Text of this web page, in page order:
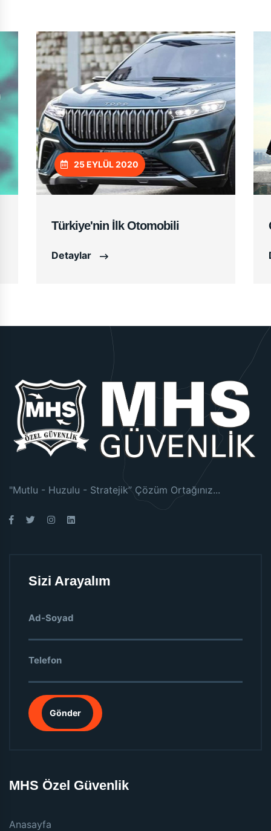
25 EYLÜL 2020
Türkiye'nin İlk Otomobili
Detaylar
"Mutlu - Huzulu - Stratejik” Çözüm Ortağınız...
Sizi Arayalım
Gönder
MHS Özel Güvenlik
Anasayfa